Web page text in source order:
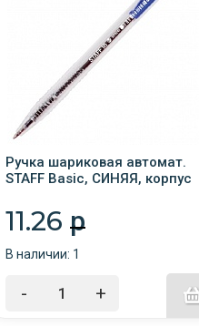
Ручка шариковая автомат.
STAFF Basic, СИНЯЯ, корпус
линия 0,35мм, 142396/50/
11.26 p
В наличии: 1
- +